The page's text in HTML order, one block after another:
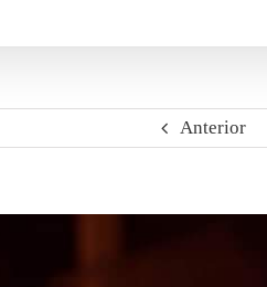
Anterior